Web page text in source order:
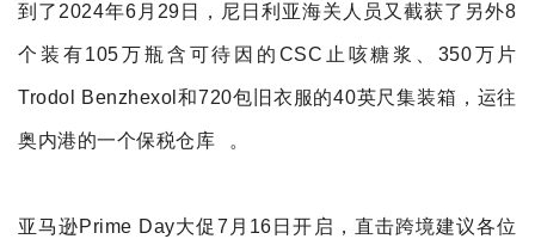
到了2024年6月29日， 尼日利亚海关人员又截获了另外8
个装有105万瓶含可待因的CSC止咳糖浆、350万片
Trodol Benzhexol和720包旧衣服的40英尺集装箱，运往
奥内港的一个保税仓库 。
亚马逊Prime Day大促7月16日开启， 直击跨境建议各位